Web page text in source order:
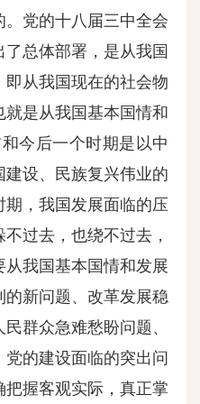
党的十八届三中全会
总体部署，是从我国
从我国现在的社会物
是从我国基本国情和
今后一个时期是以中
建设、民族复兴伟业的
，我国发展面临的压
过去，也绕不过去，
我国基本国情和发展
新问题、改革发展稳
群众急难愁盼问题、
的建设面临的突出问
握客观实际，真正掌